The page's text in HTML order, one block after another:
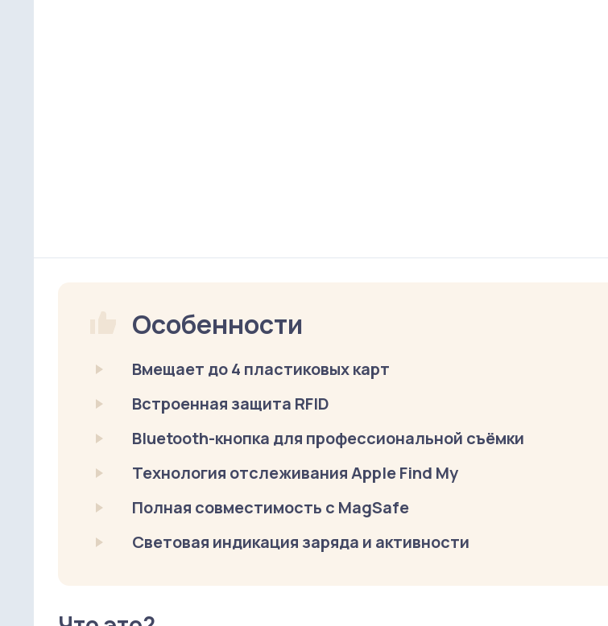
Особенности
Вмещает до 4 пластиковых карт
Встроенная защита RFID
Bluetooth-кнопка для профессиональной съёмки
Технология отслеживания Apple Find My
Полная совместимость с MagSafe
Световая индикация заряда и активности